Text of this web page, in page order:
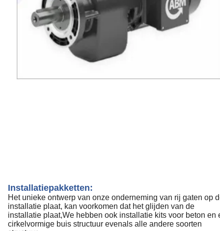
Installatiepakketten:
Het unieke ontwerp van onze onderneming van rij gaten op
installatie plaat, kan voorkomen dat het glijden van de
installatie plaat,We hebben ook installatie kits voor beton en
cirkelvormige buis structuur evenals alle andere soorten